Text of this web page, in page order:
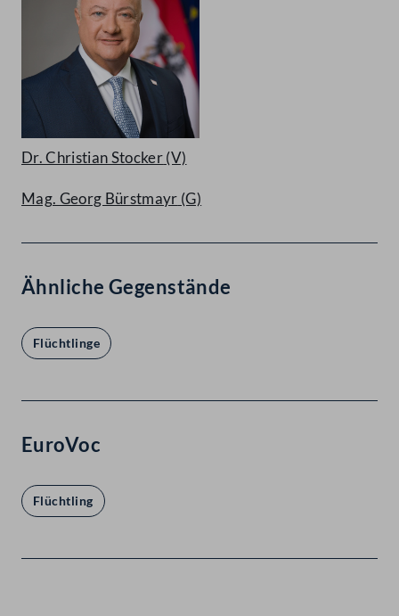
Dr. Christian Stocker(V)
Mag. Georg Bürstmayr (G)
Ähnliche Gegenstände
Flüchtlinge
EuroVoc
Flüchtling